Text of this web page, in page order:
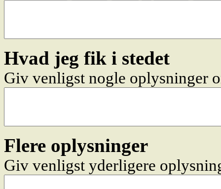
Hvad jeg fik i stedet
Giv venligst nogle oplysninger
Flere oplysninger
Giv venligst yderligere